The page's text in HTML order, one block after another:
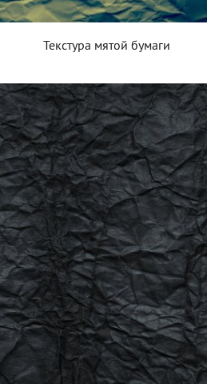
Текстура мятой бумаги